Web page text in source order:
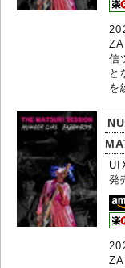
信
と
を
発